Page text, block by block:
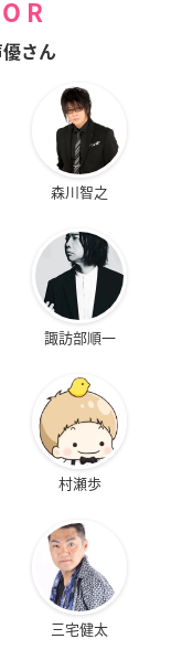
さん
森川智之
諏訪部順一
村瀬歩
三宅健太